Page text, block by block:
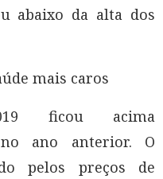
abaixo da alta dos
mais caros
ficou acima
ano anterior. O
pelos preços de